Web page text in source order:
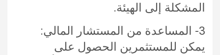
المشكلة إلى الهيئة.
3- المساعدة من المستشار المالي:
يمكن للمستثمرين الحصول على